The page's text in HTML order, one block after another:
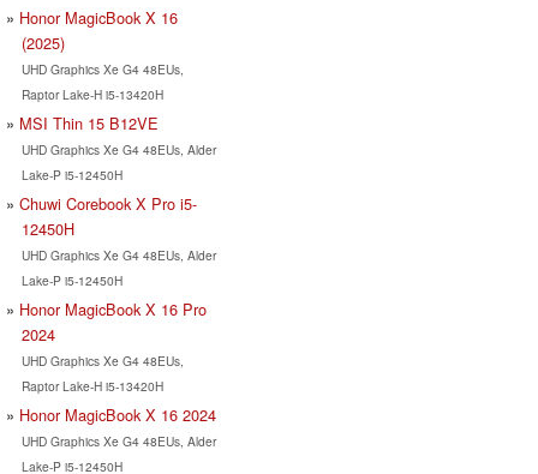
Honor MagicBook X 16
(2025)
UHD Graphics Xe G4 48EUs,
Raptor Lake-H i5-13420H
MSI Thin 15 B12VE
UHD Graphics Xe G4 48EUs, Alder
Lake-P i5-12450H
Chuwi Corebook X Pro i5-
12450H
UHD Graphics Xe G4 48EUs, Alder
Lake-P i5-12450H
Honor MagicBook X 16 Pro
2024
UHD Graphics Xe G4 48EUs,
Raptor Lake-H i5-13420H
Honor MagicBook X 16 2024
UHD Graphics Xe G4 48EUs, Alder
Lake-P i5-12450H